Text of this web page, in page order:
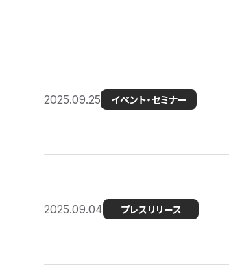
2025.09.25 イベント・セミナー
2025.09.04 プレスリリース